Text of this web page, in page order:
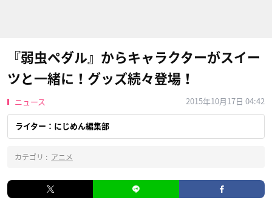
『弱虫ペダル』からキャラクターがスイー
ツと一緒に！グッズ続々登場！
ニュース 2015年10月17日 04:42
ライター：にじめん編集部
カテゴリ : アニメ